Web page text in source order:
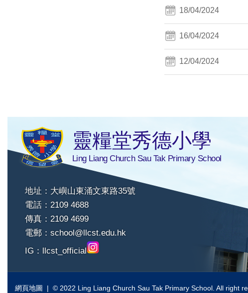
18/04/2024
16/04/2024
12/04/2024
靈糧堂秀德小學
Ling Liang Church Sau Tak Primary School
地址：大嶼山東涌文東路35號
電話：2109 4688
傳真：2109 4699
電郵： school@llcst.edu.hk
IG：
llcst_official
網頁地圖 | © 2022 Ling Liang Church Sau Tak Primary School. All right